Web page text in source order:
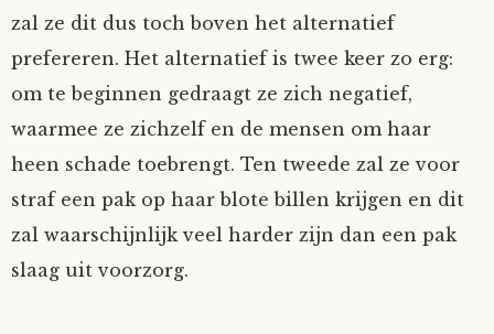
Vrolijke Dondersteen
Zofianina
zal ze dit dus toch boven het alternatief
prefereren. Het alternatief is twee keer zo erg:
om te beginnen gedraagt ze zich negatief,
waarmee ze zichzelf en de mensen om haar
heen schade toebrengt. Ten tweede zal ze voor
straf een pak op haar blote billen krijgen en dit
zal waarschijnlijk veel harder zijn dan een pak
slaag uit voorzorg.